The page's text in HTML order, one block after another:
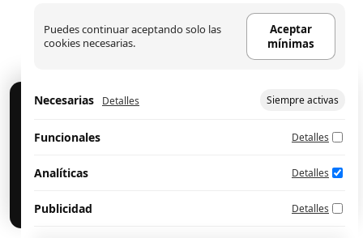
Cookies
aceptar, rechazar o configurar.
Configurar preferencias Aceptar mínimas
Puedes continuar aceptando solo las
cookies necesarias.
Aceptar
mínimas
Necesarias Detalles Siempre activas
Funcionales Detalles
Analíticas Detalles
Publicidad Detalles